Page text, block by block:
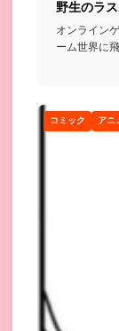
野生のラ
オンライン
ーム世界に
コミック アニ